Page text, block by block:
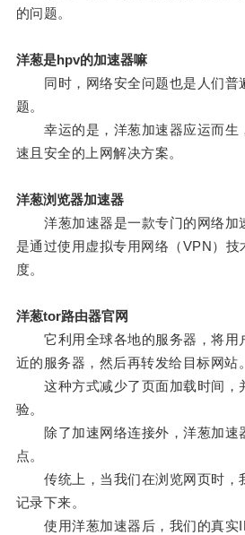
的问题。
洋葱是hpv的加速器嘛
同时，网络安全问题也是人们普
题。
幸运的是，洋葱加速器应运而生
速且安全的上网解决方案。
洋葱浏览器加速器
洋葱加速器是一款专门的网络加
是通过使用虚拟专用网络（VPN）技
度。
洋葱tor路由器官网
它利用全球各地的服务器，将用
近的服务器，然后再转发给目标网站。
这种方式减少了页面加载时间，
验。
除了加速网络连接外，洋葱加速
点。
传统上，当我们在浏览网页时，
记录下来。
使用洋葱加速器后，我们的真实